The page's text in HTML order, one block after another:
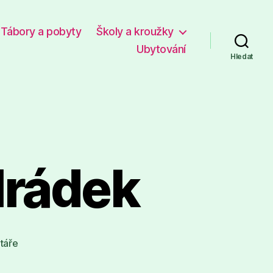
Tábory a pobyty
Školy a kroužky
Ubytování
Hledat
u